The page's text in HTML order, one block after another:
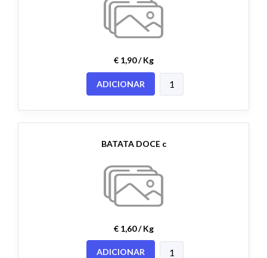
€ 1,90 / Kg
ADICIONAR
BATATA DOCE c
€ 1,60 / Kg
ADICIONAR